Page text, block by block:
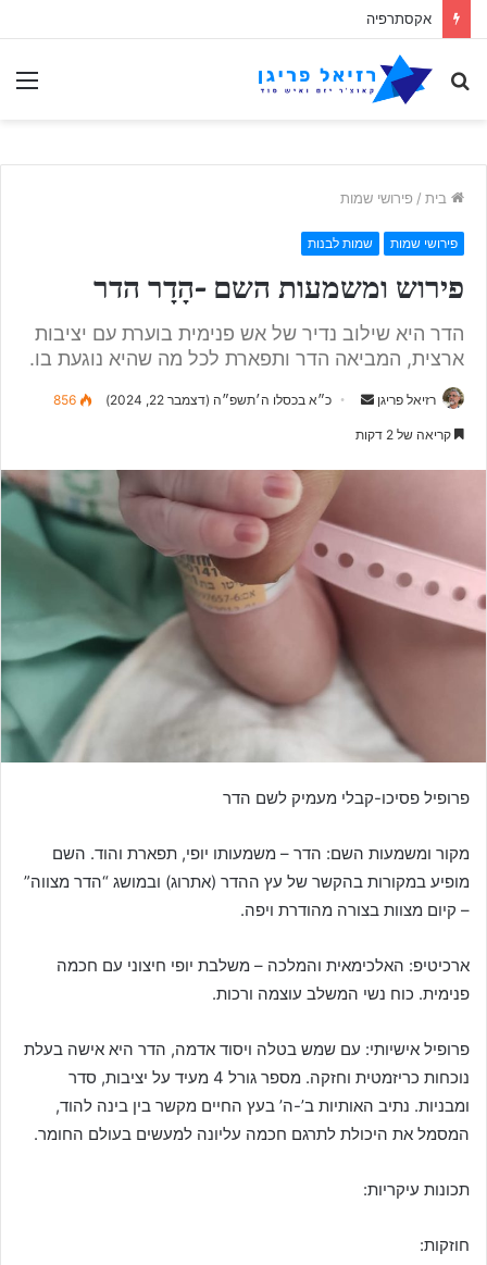
הפרדוקס האקסתרפי
לחפש
בית / פירושי שמות
פירושי שמות שמות לבנות
פירוש ומשמעות השם -הָדָר הדר
הדר היא שילוב נדיר של אש פנימית בוערת עם יציבות
ארצית, המביאה הדר ותפארת לכל מה שהיא נוגעת בו.
רזיאל פריגן
Sendכ״א בכסלו ה׳תשפ״ה (דצמבר 22, 2024) 856
קריאה של 2 דקות
פרופיל פסיכו-קבלי מעמיק לשם הדר
מקור ומשמעות השם: הדר – משמעותו יופי, תפארת והוד. השם
מופיע במקורות בהקשר של עץ ההדר (אתרוג) ובמושג “הדר מצווה”
– קיום מצוות בצורה מהודרת ויפה.
ארכיטיפ: האלכימאית והמלכה – משלבת יופי חיצוני עם חכמה
פנימית. כוח נשי המשלב עוצמה ורכות.
פרופיל אישיותי: עם שמש בטלה ויסוד אדמה, הדר היא אישה בעלת
נוכחות כריזמטית וחזקה. מספר גורל 4 מעיד על יציבות, סדר
ומבניות. נתיב האותיות ב’-ה’ בעץ החיים מקשר בין בינה להוד,
המסמל את היכולת לתרגם חכמה עליונה למעשים בעולם החומר.
תכונות עיקריות:
חוזקות: